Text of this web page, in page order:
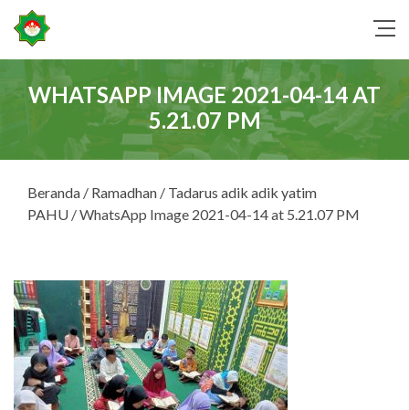
WHATSAPP IMAGE 2021-04-14 AT
5.21.07 PM
Beranda / Ramadhan / Tadarus adik adik yatim
PAHU / WhatsApp Image 2021-04-14 at 5.21.07 PM